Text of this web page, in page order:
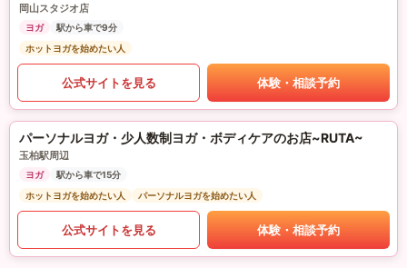
岡山スタジオ店
ヨガ
駅から車で9分
ホットヨガを始めたい人
公式サイトを見る 体験・相談予約
パーソナルヨガ・少人数制ヨガ・ボディケアのお店~RUTA~
玉柏駅周辺
ヨガ
駅から車で15分
ホットヨガを始めたい人
パーソナルヨガを始めたい人
公式サイトを見る 体験・相談予約